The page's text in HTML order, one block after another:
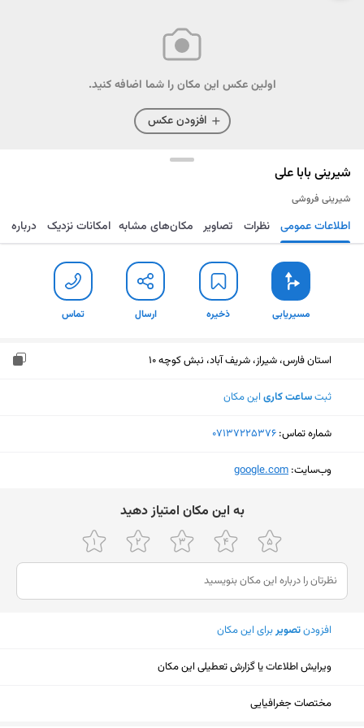
اولین عکس این مکان را شما اضافه کنید.
افزودن عکس
شیرینی بابا علی
شیرینی فروشی
مسیریابی ذخیره ارسال تماس اطلاعات عمومی نظرات تصاویر مکان‌های مشابه امکانات نزدیک درباره
مسیریابی ذخیره ارسال تماس
استان فارس، شیراز، شریف آباد، نبش کوچه 10
ثبتساعت کاری این مکان
شماره تماس: ‎07137225376
وب‌سایت: ‎google.com
ﺑﻪ اﯾﻦ ﻣﮑﺎن اﻣﺘﯿﺎز دﻫﯿﺪ
افزودنتصویربرای این مکان
ویرایش اطلاعات یا گزارش تعطیلی این مکان
مختصات جغرافیایی